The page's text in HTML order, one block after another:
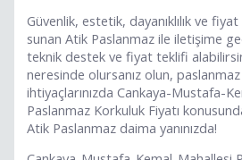
Güvenlik, estetik, dayanıklılık ve
sunan Atik Paslanmaz ile iletişime
teknik destek ve fiyat teklifi
neresinde olursanız olun,
ihtiyaçlarınızda Cankaya-Mustafa-
Paslanmaz Korkuluk Fiyatı
Atik Paslanmaz daima yanınızda!